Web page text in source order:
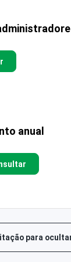
anual
para